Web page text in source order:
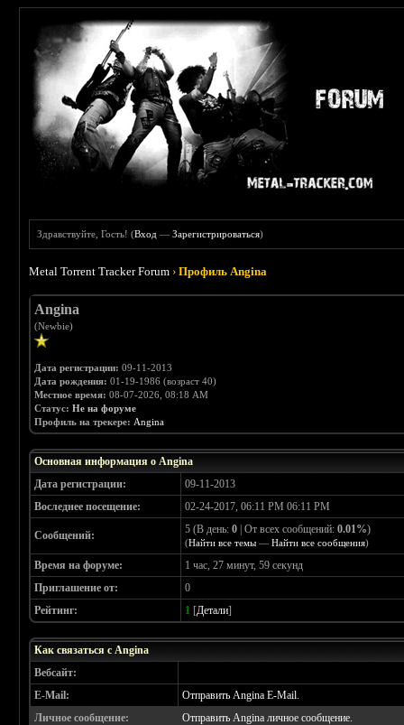
Здравствуйте, Гость! (Вход —Зарегистрироваться)
Metal Torrent Tracker Forum ›Профиль Angina
Angina
(Newbie)
Дата регистрации: 09-11-2013
Дата рождения: 01-19-1986 (возраст 40)
Местное время: 08-07-2026, 08:18 AM
Статус: Не на форуме
Профиль на трекере: Angina
Основная информация о Angina
Дата регистрации:
09-11-2013
Воследнее посещение:
02-24-2017, 06:11 PM 06:11 PM
Сообщений: 5 (В день:0 | От всех сообщений:0.01%)
(Найти все темы —Найти все сообщения)
Время на форуме:
1 час, 27 минут, 59 секунд
Приглашение от:
0
Рейтинг:
1 [Детали]
Как связаться с Angina
Вебсайт:
E-Mail:
Отправить Angina E-Mail.
Личное сообщение:
Отправить Angina личное сообщение.